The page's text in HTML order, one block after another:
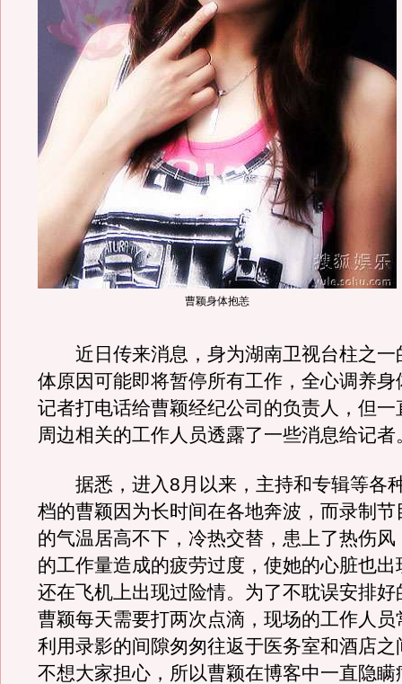
曹颖身体抱恙
近日传来消息，身为湖南卫视台柱之一
体原因可能即将暂停所有工作，全心调养身
记者打电话给曹颖经纪公司的负责人，但一
周边相关的工作人员透露了一些消息给记者
据悉，进入8月以来，主持和专辑等各
档的曹颖因为长时间在各地奔波，而录制节
的气温居高不下，冷热交替，患上了热伤风
的工作量造成的疲劳过度，使她的心脏也出
还在飞机上出现过险情。为了不耽误安排好
曹颖每天需要打两次点滴，现场的工作人员
利用录影的间隙匆匆往返于医务室和酒店之
不想大家担心，所以曹颖在博客中一直隐瞒